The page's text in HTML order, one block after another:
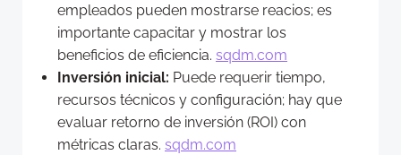
empleados pueden mostrarse reacios; es
importante capacitar y mostrar los
beneficios de eficiencia. sqdm.com
Inversión inicial: Puede requerir tiempo,
recursos técnicos y configuración; hay que
evaluar retorno de inversión (ROI) con
métricas claras. sqdm.com